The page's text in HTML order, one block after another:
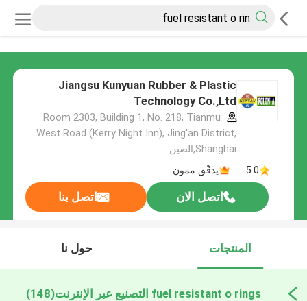
Jiangsu Kunyuan Rubber & Plastic
Technology Co.,Ltd
Room 2303, Building 1, No. 218, Tianmu
West Road (Kerry Night Inn), Jing'an District,
Shanghai,الصين
5.0
يدقّق ممون
اتصل الان اتصل بنا
المنتجات حول نا
fuel resistant o rings التصنيع عبر الإنترنت (148)